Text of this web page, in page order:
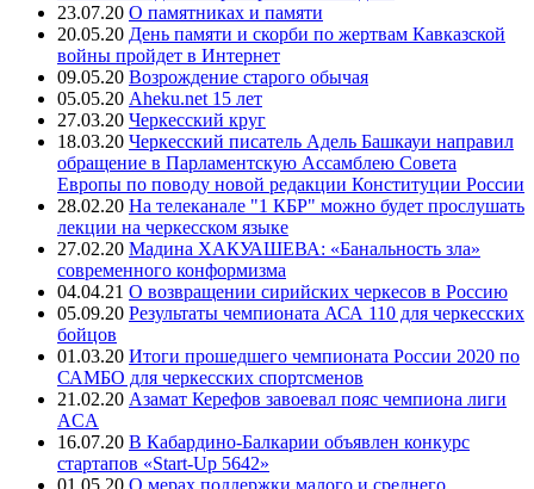
23.07.20 О памятниках и памяти
20.05.20 День памяти и скорби по жертвам Кавказской
войны пройдет в Интернет
09.05.20 Возрождение старого обычая
05.05.20 Aheku.net 15 лет
27.03.20 Черкесский круг
18.03.20 Черкесский писатель Адель Башкауи направил
обращение в Парламентскую Ассамблею Совета
Европы по поводу новой редакции Конституции России
28.02.20 На телеканале "1 КБР" можно будет прослушать
лекции на черкесском языке
27.02.20 Мадина ХАКУАШЕВА: «Банальность зла»
современного конформизма
04.04.21 О возвращении сирийских черкесов в Россию
05.09.20 Результаты чемпионата АСА 110 для черкесских
бойцов
01.03.20 Итоги прошедшего чемпионата России 2020 по
САМБО для черкесских спортсменов
21.02.20 Азамат Керефов завоевал пояс чемпиона лиги
ACA
16.07.20 В Кабардино-Балкарии объявлен конкурс
стартапов «Start-Up 5642»